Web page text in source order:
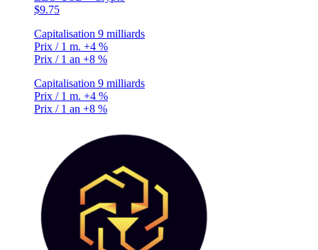
$9.75
Capitalisation 9 milliards
Prix / 1 m. +4 %
Prix / 1 an +8 %
Capitalisation 9 milliards
Prix / 1 m. +4 %
Prix / 1 an +8 %